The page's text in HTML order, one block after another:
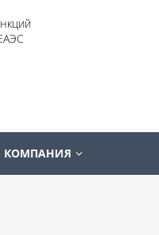
КОМПАНИЯ